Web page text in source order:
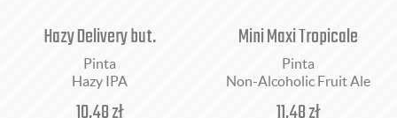
Hazy Delivery but.
Pinta
Hazy IPA
Mini Maxi Tropicale
Pinta
Non-Alcoholic Fruit Ale